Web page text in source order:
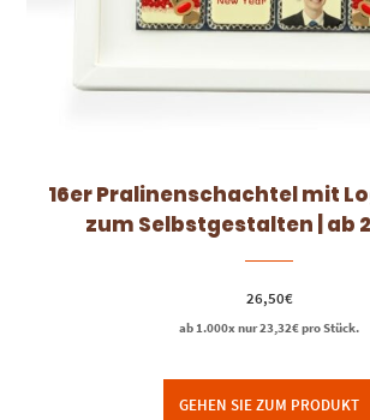
16er Pralinenschachtel mit
zum Selbstgestalten | ab
26,50€
ab 1.000x nur23,32€pro Stück.
GEHEN SIE ZUM PRODUKT